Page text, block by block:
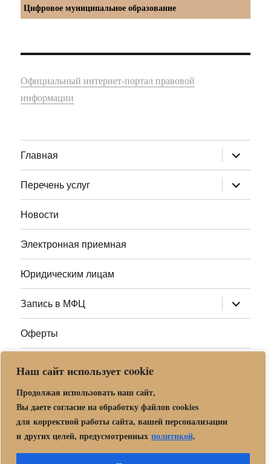
Наш сайт использует cookie
Продолжая использовать наш сайт,
Вы даете согласие на обработку файлов cookies
для корректной работы сайта, вашей персонализации
и других целей, предусмотренных политикой.
Цифровое муниципальное образование
Официальный интернет-портал правовой
информации
Главная раскрыть
дочернее
меню
Перечень услуг
раскрыть
дочернее
меню
Новости
Электронная приемная
Юридическим лицам
Запись в МФЦ раскрыть
дочернее
меню
Оферты
Адреса МФЦ МО
документы» в г. о. Орехово-Зуево
Политика обработки и защиты персональных данных в «МБУ